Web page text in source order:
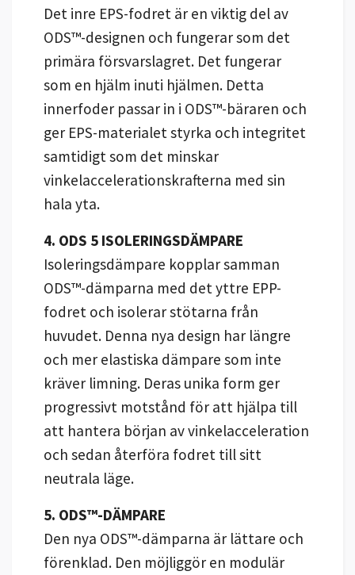
Det inre EPS-fodret är en viktig del av
ODS™-designen och fungerar som det
primära försvarslagret. Det fungerar
som en hjälm inuti hjälmen. Detta
innerfoder passar in i ODS™-bäraren och
ger EPS-materialet styrka och integritet
samtidigt som det minskar
vinkelaccelerationskrafterna med sin
hala yta.
4. ODS 5 ISOLERINGSDÄMPARE
Isoleringsdämpare kopplar samman
ODS™-dämparna med det yttre EPP-
fodret och isolerar stötarna från
huvudet. Denna nya design har längre
och mer elastiska dämpare som inte
kräver limning. Deras unika form ger
progressivt motstånd för att hjälpa till
att hantera början av vinkelacceleration
och sedan återföra fodret till sitt
neutrala läge.
5. ODS™-DÄMPARE
Den nya ODS™-dämparna är lättare och
förenklad. Den möjliggör en modulär